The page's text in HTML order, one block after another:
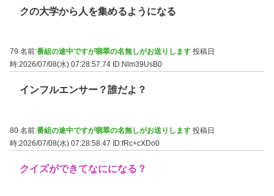
クの大学から人を集めるようになる
79 名前:番組の途中ですが翡翠の名無しがお送りします 投稿日
時:2026/07/08(水) 07:28:57.74 ID:Nlm39UsB0
インフルエンサー？誰だよ？
80 名前:番組の途中ですが翡翠の名無しがお送りします 投稿日
時:2026/07/08(水) 07:28:58.47 ID:fRc+cXDo0
クイズができてなにになる？